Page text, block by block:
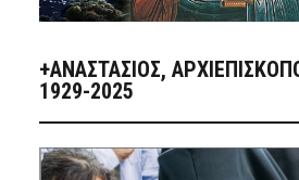
+ΑΝΑΣΤΆΣΙΟΣ,
1929-2025